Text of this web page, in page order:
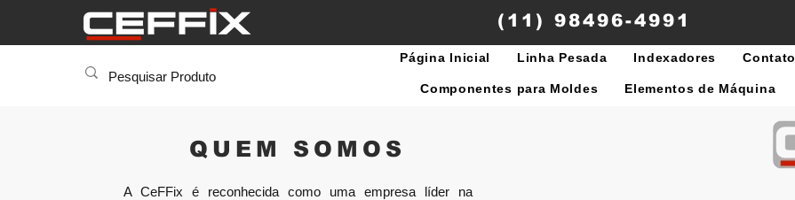
(11) 98496-4991
Página Inicial Linha Pesada Indexadores Contato
Componentes para Moldes Elementos de Máquina
QUEM SOMOS
A CeFFix é reconhecida como uma empresa líder na